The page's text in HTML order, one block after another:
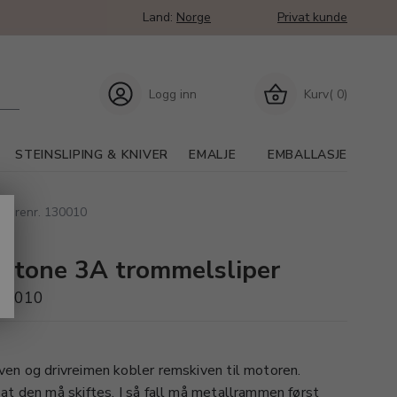
Land: Norge Privat kunde
Kurv( 0)
Logg inn
STEINSLIPING & KNIVER EMALJE EMBALLASJE
130010
3A trommelsliper
og drivreimen kobler remskiven til motoren.
den må skiftes. I så fall må metallrammen først